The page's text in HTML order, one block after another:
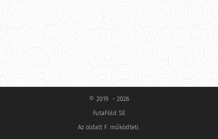
© 2019 - 2026
FutaFöld SE
Az oldalt F. működteti.